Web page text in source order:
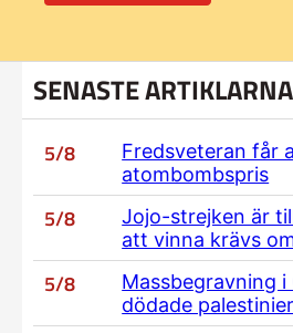
SENASTE ARTIKLARNA
5/8
Fredsveteran får
atombombspris
5/8
Jojo-strejken är
att vinna krävs
5/8
Massbegravning i
dödade palestinier